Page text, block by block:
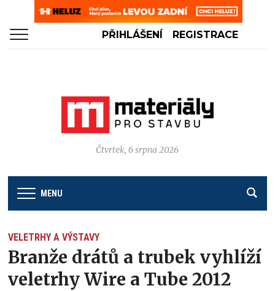
PŘIHLÁŠENÍ REGISTRACE
Čtvrtek, 6 srpna 2026
MENU
VELETRHY A VÝSTAVY
Branže drátů a trubek vyhlíží
veletrhy Wire a Tube 2012